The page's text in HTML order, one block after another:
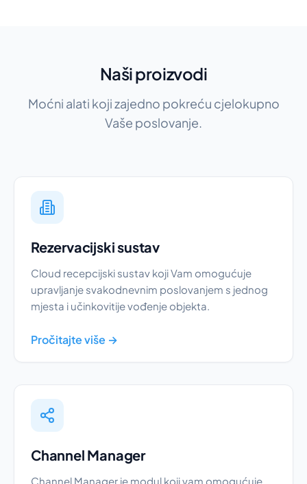
Naši proizvodi
Moćni alati koji zajedno pokreću cjelokupno
Vaše poslovanje.
Rezervacijski sustav
Cloud recepcijski sustav koji Vam omogućuje
upravljanje svakodnevnim poslovanjem s jednog
mjesta i učinkovitije vođenje objekta.
Pročitajte više →
Channel Manager
Channel Manager je modul koji vam omogućuje